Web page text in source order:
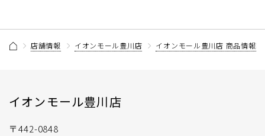
店舗情報 イオンモール豊川店 イオンモール豊川店 商品情報
イオンモール豊川店
〒442-0848